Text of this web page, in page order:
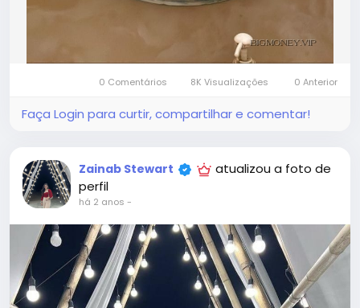
0 Comentários 8K Visualizações 0 Anterior
Faça Login para curtir, compartilhar e comentar!
Zainab Stewart
atualizou a foto de
perfil
há 2 anos -